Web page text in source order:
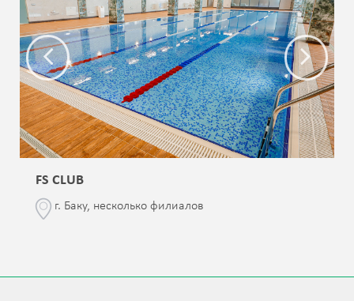
FS CLUB
г. Баку, несколько филиалов